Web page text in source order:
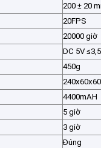
200 ± 20
20FPS
20000 giờ
DC 5V
450g
4400mAH
5 giờ
3 giờ
Đúng